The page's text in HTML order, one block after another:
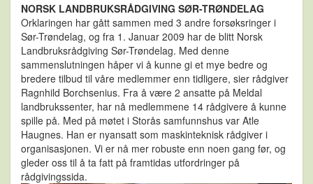
NORSK LANDBRUKSRÅDGIVING SØR-TRØNDELAG
Orklaringen har gått sammen med 3 andre forsøksringer i
Sør-Trøndelag, og fra 1. Januar 2009 har de blitt Norsk
Landbruksrådgiving Sør-Trøndelag. Med denne
sammenslutningen håper vi å kunne gi et mye bedre og
bredere tilbud til våre medlemmer enn tidligere, sier rådgiver
Ragnhild Borchsenius. Fra å være 2 ansatte på Meldal
landbrukssenter, har nå medlemmene 14 rådgivere å kunne
spille på. Med på møtet i Storås samfunnshus var Atle
Haugnes. Han er nyansatt som maskinteknisk rådgiver i
organisasjonen. Vi er nå mer robuste enn noen gang før, og
gleder oss til å ta fatt på framtidas utfordringer på
rådgivingssida.